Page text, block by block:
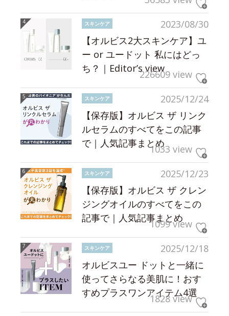
2023/08/30
スキンケア
【オルビス2大スキンケア】ユ
ー or ユードット 私にはどっ
ち？｜Editor’s view226609 view
2025/12/24
スキンケア
【保存版】オルビス ザ リンク
ルセラムのすべてをこの記事
で｜人気記事まとめ1033 view
2025/12/23
スキンケア
【保存版】オルビス ザ クレン
ジングオイルのすべてをこの
記事で｜人気記事まとめ
1099 view
2025/12/18
スキンケア
オルビスユー ドットと一緒に
使ってさらなる美肌に！おす
すめプラスワンアイテム4選
1828 view